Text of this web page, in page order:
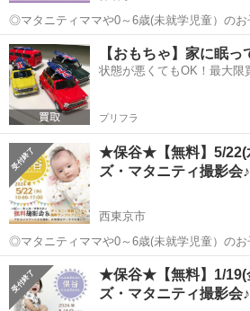
◎マタニティママや0～6歳(未就学児童）のお
家族をベビー・キッズ・ファミリー無料撮影
写真はカメラマンがチョイスした5枚分のデ
す。 ディズニ...
東京 西東京市 保谷駅 育児
【おもちゃ】家に眠
状態が悪くてもOK！最大限
プリフラ
★保谷★【無料】5/22(
ズ・マタニティ撮影
西東京市
◎マタニティママや0～6歳(未就学児童）のお
家族をベビー・キッズ・ファミリー無料撮影
写真はカメラマンがチョイスした5枚分のデ
す。​ ✓ お着換...
東京 西東京市 育児 マタニティ
★保谷★【無料】1/19(
ズ・マタニティ撮影